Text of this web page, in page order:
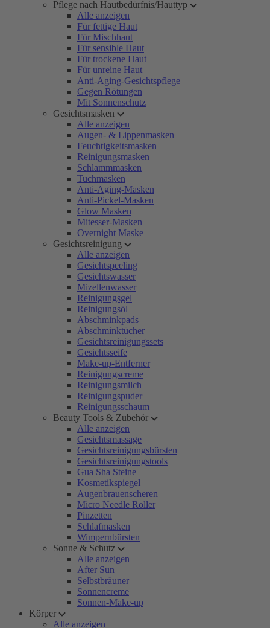
Pflege nach Hautbedürfnis/Hauttyp
Alle anzeigen
Für fettige Haut
Für Mischhaut
Für sensible Haut
Für trockene Haut
Für unreine Haut
Anti-Aging-Gesichtspflege
Gegen Rötungen
Mit Sonnenschutz
Gesichtsmasken
Alle anzeigen
Augen- & Lippenmasken
Feuchtigkeitsmasken
Reinigungsmasken
Schlammmasken
Tuchmasken
Anti-Aging-Masken
Anti-Pickel-Masken
Glow Masken
Mitesser-Masken
Overnight Maske
Gesichtsreinigung
Alle anzeigen
Gesichtspeeling
Gesichtswasser
Mizellenwasser
Reinigungsgel
Reinigungsöl
Abschminkpads
Abschminktücher
Gesichtsreinigungssets
Gesichtsseife
Make-up-Entferner
Reinigungscreme
Reinigungsmilch
Reinigungspuder
Reinigungsschaum
Beauty Tools & Zubehör
Alle anzeigen
Gesichtsmassage
Gesichtsreinigungsbürsten
Gesichtsreinigungstools
Gua Sha Steine
Kosmetikspiegel
Augenbrauenscheren
Micro Needle Roller
Pinzetten
Schlafmasken
Wimpernbürsten
Sonne & Schutz
Alle anzeigen
After Sun
Selbstbräuner
Sonnencreme
Sonnen-Make-up
Körper
Alle anzeigen